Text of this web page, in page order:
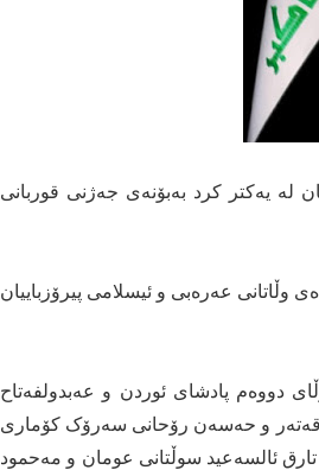
لە یەکتر کرد بەبۆنەی جەژنی قوربانی
٣١ لەگەڵ ژمارەیەک سەرکردەی وڵاتانی عەرەبی و ئیسلامی پیرۆزباییان
دووەم پادشای ئوردن و عەبدولفەتاح
و حەسەن رۆحانی سەرۆک کۆماری
ئالسەعید سوڵتانی عومان و مەحمود